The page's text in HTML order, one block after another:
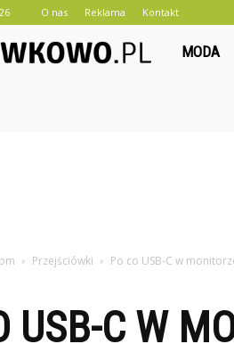
O nas Reklama Kontakt
Oliwkowo.pl
MODA
Przejściówki Po co USB-C w
USB-C W